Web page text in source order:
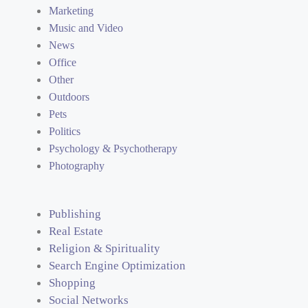
Marketing
Music and Video
News
Office
Other
Outdoors
Pets
Politics
Psychology & Psychotherapy
Photography
Publishing
Real Estate
Religion & Spirituality
Search Engine Optimization
Shopping
Social Networks